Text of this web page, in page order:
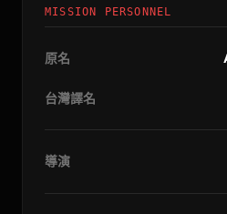
MISSION PERSONNEL
原名
台灣譯名
導演